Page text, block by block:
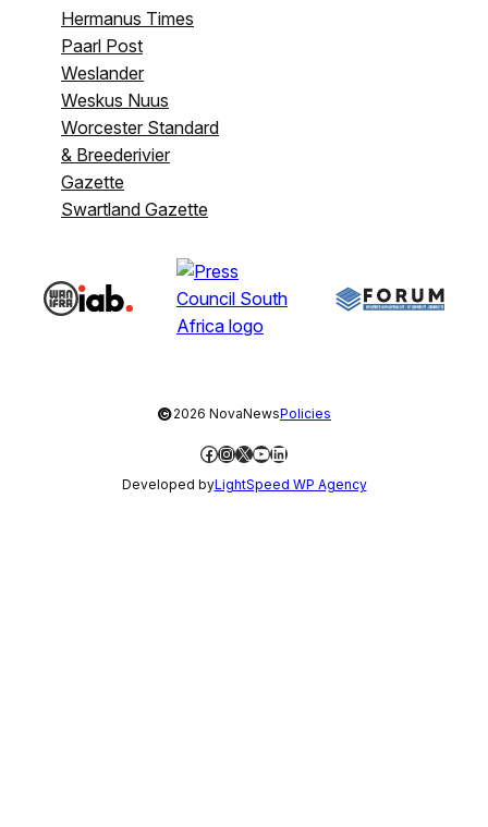
Hermanus Times
Paarl Post
Weslander
Weskus Nuus
Worcester Standard
& Breederivier
Gazette
Swartland Gazette
©2026 NovaNewsPolicies
Facebook
Instagram
X YouTube
LinkedIn
Developed byLightSpeed WP Agency